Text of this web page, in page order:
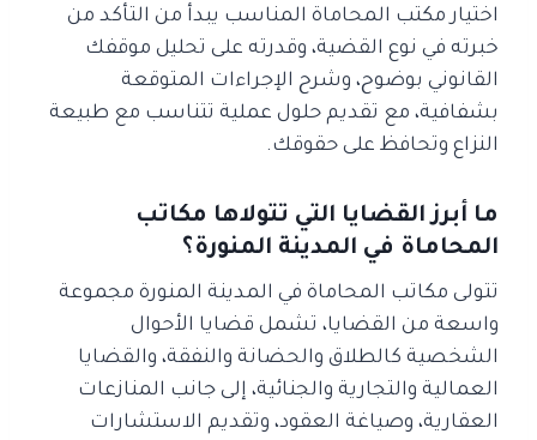
اختيار مكتب المحاماة المناسب يبدأ من التأكد من
خبرته في نوع القضية، وقدرته على تحليل موقفك
القانوني بوضوح، وشرح الإجراءات المتوقعة
بشفافية، مع تقديم حلول عملية تتناسب مع طبيعة
النزاع وتحافظ على حقوقك.
ما أبرز القضايا التي تتولاها مكاتب
المحاماة في المدينة المنورة؟
تتولى مكاتب المحاماة في المدينة المنورة مجموعة
واسعة من القضايا، تشمل قضايا الأحوال
الشخصية كالطلاق والحضانة والنفقة، والقضايا
العمالية والتجارية والجنائية، إلى جانب المنازعات
العقارية، وصياغة العقود، وتقديم الاستشارات